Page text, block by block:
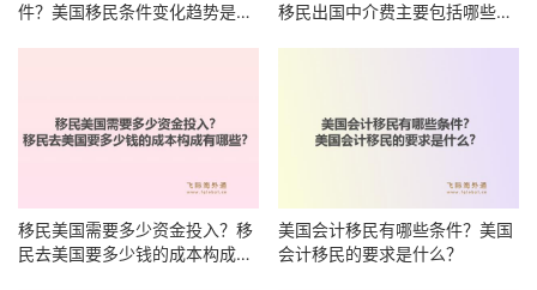
件？美国移民条件变化趋势是什
移民出国中介费主要包括哪些项
移民美国需要多少资金投入？移
民去美国要多少钱的成本构成有
美国会计移民有哪些条件？美国
会计移民的要求是什么？